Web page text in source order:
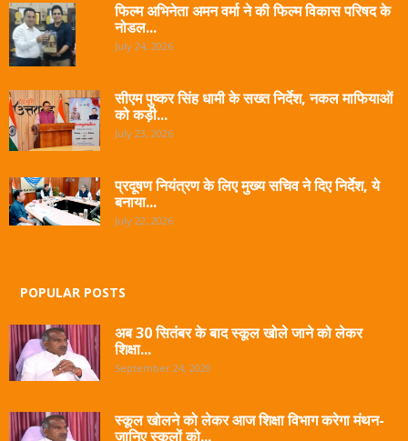
फिल्म अभिनेता अमन वर्मा ने की फिल्म विकास परिषद के
नोडल...
July 24, 2026
सीएम पुष्कर सिंह धामी के सख्त निर्देश, नकल माफियाओं
को कड़ी...
July 23, 2026
प्रदूषण नियंत्रण के लिए मुख्य सचिव ने दिए निर्देश, ये
बनाया...
July 22, 2026
POPULAR POSTS
अब 30 सितंबर के बाद स्कूल खोले जाने को लेकर
शिक्षा...
September 24, 2020
स्कूल खोलने को लेकर आज शिक्षा विभाग करेगा मंथन-
जानिए स्कूलों को...